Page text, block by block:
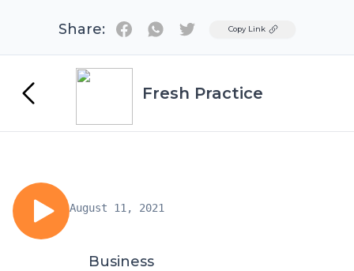
Share: TwitterCopy Link
Fresh Practice
August 11, 2021
Business